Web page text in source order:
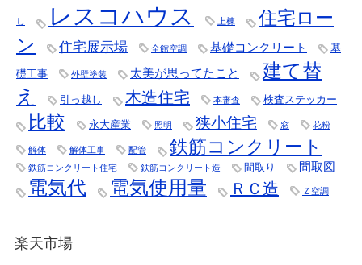
し レスコハウス 上棟
住宅ロー
ン
住宅展示場 全館空調 基礎コンクリート 基
礎工事 外壁塗装 太美が思ってたこと
建て替
え
引っ越し 木造住宅 本審査 検査ステッカー
比較 永大産業 照明 狭小住宅 窓 花粉
解体 解体工事 配管 鉄筋コンクリート
鉄筋コンクリート住宅 鉄筋コンクリート造 間取り 間取図
電気代 電気使用量 ＲＣ造 Ｚ空調
楽天市場